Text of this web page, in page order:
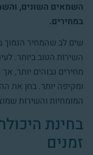
השמאים השונים,
במחירים.
שים לב שהמחיר הנמוך
השירות הטוב ביותר.
מחירים גבוהים יותר,
ומקיפה יותר. בחן את
המומחיות והשירות
בחינת
זמנים